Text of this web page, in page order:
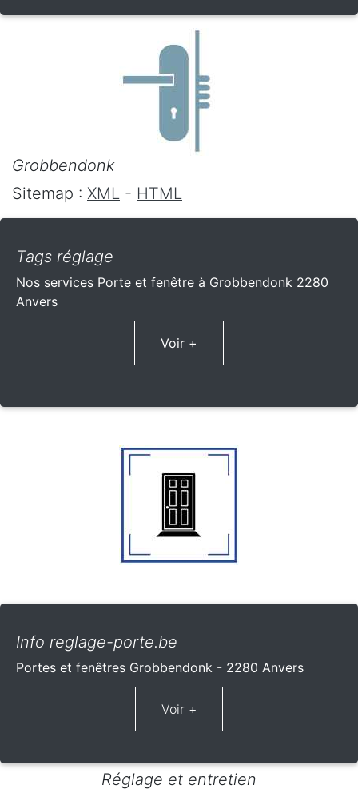
Grobbendonk
Sitemap : XML - HTML
Tags réglage
Nos services Porte et fenêtre à Grobbendonk 2280
Anvers
Voir +
Info reglage-porte.be
Portes et fenêtres Grobbendonk - 2280 Anvers
Réglage et entretien